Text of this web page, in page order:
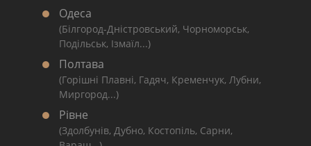
Одеса
(Білгород-Дністровський, Чорноморськ,
Подільськ, Ізмаїл...)
Полтава
(Горішні Плавні, Гадяч, Кременчук, Лубни,
Миргород...)
Рівне
(Здолбунів, Дубно, Костопіль, Сарни,